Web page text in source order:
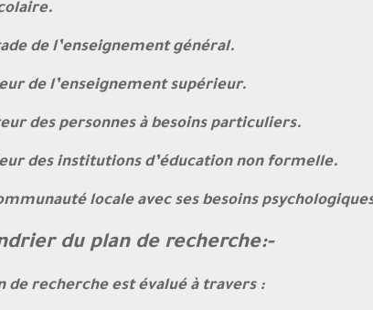
de l’enseignement général.
de l’enseignement supérieur.
des personnes à besoins particuliers.
des institutions d’éducation non formelle.
locale avec ses besoins
du plan de recherche:-
de recherche est évalué à travers :